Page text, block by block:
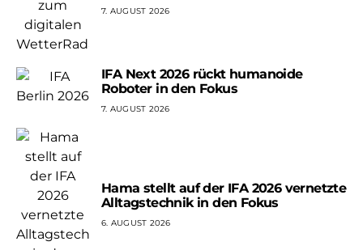
7. AUGUST 2026
IFA Next 2026 rückt humanoide
Roboter in den Fokus
7. AUGUST 2026
Hama stellt auf der IFA 2026 vernetzte
Alltagstechnik in den Fokus
6. AUGUST 2026